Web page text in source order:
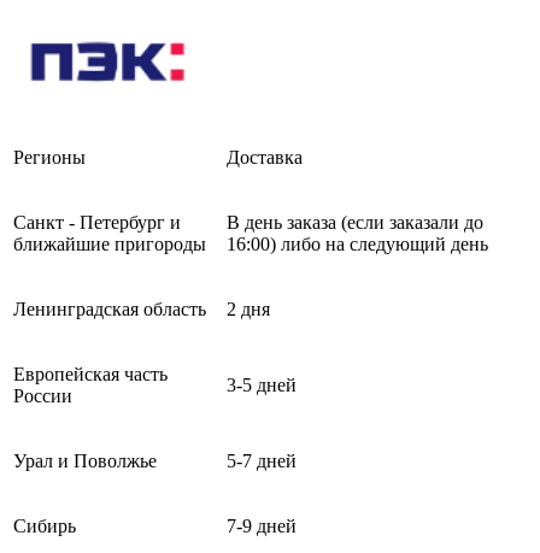
Регионы Доставка
Санкт - Петербург и
ближайшие пригороды
В день заказа (если заказали до
16:00) либо на следующий день
Ленинградская область 2 дня
Европейская часть
России
3-5 дней
Урал и Поволжье 5-7 дней
Сибирь 7-9 дней